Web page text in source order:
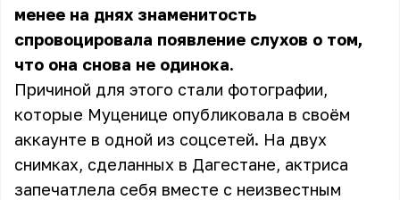
менее на днях знаменитость
спровоцировала появление слухов о том,
что она снова не одинока.
Причиной для этого стали фотографии,
которые Муценице опубликовала в своём
аккаунте в одной из соцсетей. На двух
снимках, сделанных в Дагестане, актриса
запечатлела себя вместе с неизвестным